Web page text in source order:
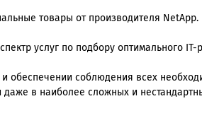
товары от производителя NetApp.
услуг по подбору оптимального
обеспечении соблюдения всех
в наиболее сложных и